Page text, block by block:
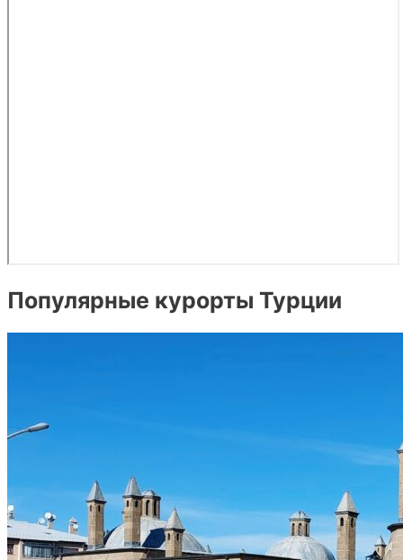
Популярные курорты Турции